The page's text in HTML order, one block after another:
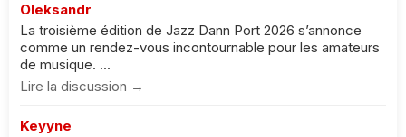
Oleksandr
La troisième édition de Jazz Dann Port 2026 s’annonce
comme un rendez-vous incontournable pour les amateurs
de musique. ...
Lire la discussion →
Keyyne